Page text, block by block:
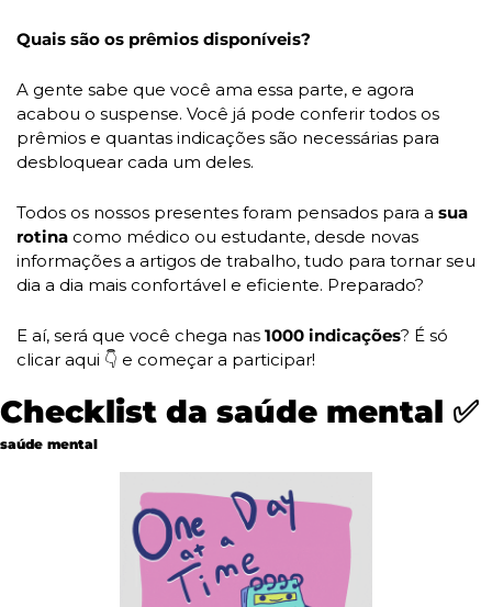
Quais são os prêmios disponíveis?
A gente sabe que você ama essa parte, e agora
acabou o suspense. Você já pode conferir todos os
prêmios e quantas indicações são necessárias para
desbloquear cada um deles.
Todos os nossos presentes foram pensados para a sua
rotina como médico ou estudante, desde novas
informações a artigos de trabalho, tudo para tornar seu
dia a dia mais confortável e eficiente. Preparado?
E aí, será que você chega nas 1000 indicações? É só
clicar aqui 👇 e começar a participar!
Checklist da saúde mental ✅
saúde mental